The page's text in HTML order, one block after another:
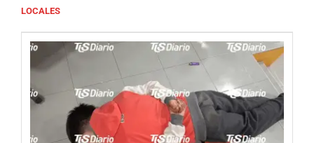
LOCALES